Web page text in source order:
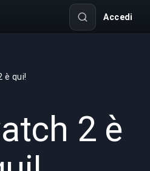
Accedi
è qui!
2 è